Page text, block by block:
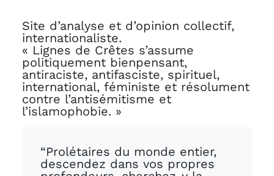
Site d’analyse et d’opinion collectif,
internationaliste.
« Lignes de Crêtes s’assume
politiquement bienpensant,
antiraciste, antifasciste, spirituel,
international, féministe et résolument
contre l’antisémitisme et
l’islamophobie. »
“Prolétaires du monde entier,
descendez dans vos propres